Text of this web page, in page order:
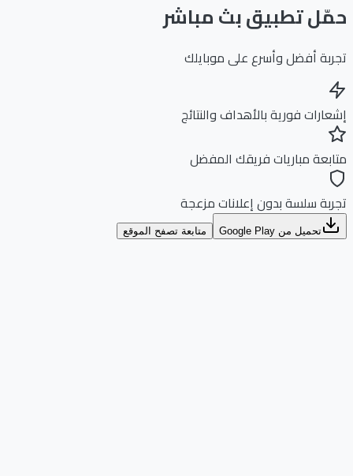
تطبيق بث مباشر
أفضل وأسرع على موبايلك
فورية بالأهداف والنتائج
مباريات فريقك المفضل
سلسة بدون إعلانات مزعجة
تحميل من Google Play متابعة تصفح الموقع